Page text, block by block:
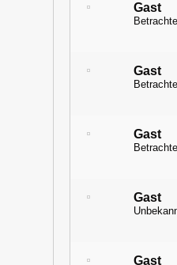
Gast
Gast
Gast
Gast
Gast